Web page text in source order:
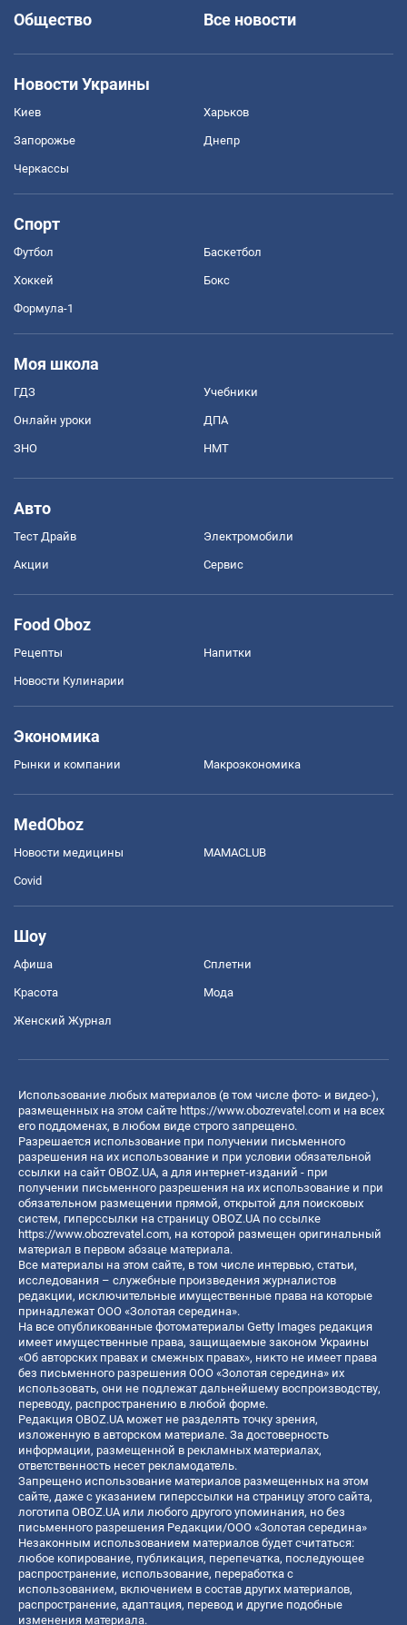
Общество
Все новости
Новости Украины
Киев Харьков
Запорожье Днепр
Черкассы
Спорт
Футбол Баскетбол
Хоккей Бокс
Формула-1
Моя школа
ГДЗ Учебники
Онлайн уроки ДПА
ЗНО НМТ
Авто
Тест Драйв Электромобили
Акции Сервис
Food Oboz
Рецепты Напитки
Новости Кулинарии
Экономика
Рынки и компании Mакроэкономика
MedOboz
Новости медицины MAMACLUB
Covid
Шоу
Афиша Сплетни
Красота Мода
Женский Журнал
Использование любых материалов (в том числе фото- и видео-),
размещенных на этом сайте https://www.obozrevatel.com и на всех
его поддоменах, в любом виде строго запрещено.
Разрешается использование при получении письменного
разрешения на их использование и при условии обязательной
ссылки на сайт OBOZ.UA, а для интернет-изданий - при
получении письменного разрешения на их использование и при
обязательном размещении прямой, открытой для поисковых
систем, гиперссылки на страницу OBOZ.UA по ссылке
https://www.obozrevatel.com, на которой размещен оригинальный
материал в первом абзаце материала.
Все материалы на этом сайте, в том числе интервью, статьи,
исследования – служебные произведения журналистов
редакции, исключительные имущественные права на которые
принадлежат ООО «Золотая середина».
На все опубликованные фотоматериалы Getty Images редакция
имеет имущественные права, защищаемые законом Украины
«Об авторских правах и смежных правах», никто не имеет права
без письменного разрешения ООО «Золотая середина» их
использовать, они не подлежат дальнейшему воспроизводству,
переводу, распространению в любой форме.
Редакция OBOZ.UA может не разделять точку зрения,
изложенную в авторском материале. За достоверность
информации, размещенной в рекламных материалах,
ответственность несет рекламодатель.
Запрещено использование материалов размещенных на этом
сайте, даже с указанием гиперссылки на страницу этого сайта,
логотипа OBOZ.UA или любого другого упоминания, но без
письменного разрешения Редакции/ООО «Золотая середина»
Незаконным использованием материалов будет считаться:
любое копирование, публикация, перепечатка, последующее
распространение, использование, переработка с
использованием, включением в состав других материалов,
распространение, адаптация, перевод и другие подобные
изменения материала.